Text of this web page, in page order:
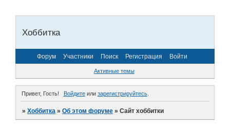
Хоббитка
Форум Участники Поиск Регистрация Войти
Активные темы
Привет, Гость! Войдитеили зарегистрируйтесь.
»Хоббитка »Об этом форуме »Сайт хоббитки